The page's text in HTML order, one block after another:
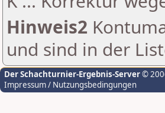
Hinweis2
und sind in der
Der Schachturnier-Ergebnis-Server©
Impressum / Nutzungsbedingungen